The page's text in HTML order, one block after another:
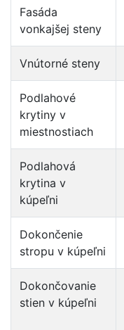
Fasáda
vonkajšej steny
Vnútorné steny
Podlahové
krytiny v
miestnostiach
Podlahová
krytina v
kúpeľni
Dokončenie
stropu v kúpeľni
Dokončovanie
stien v kúpeľni